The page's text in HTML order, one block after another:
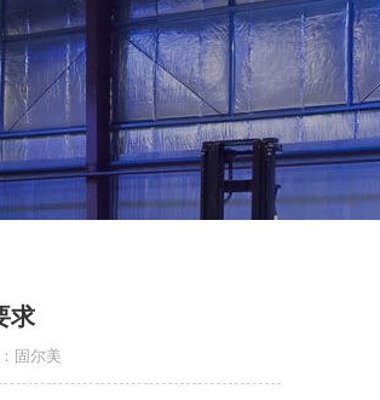
求
固尔美